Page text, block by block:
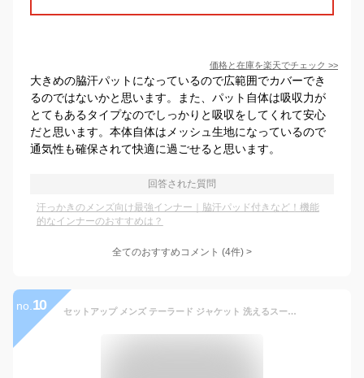
価格と在庫を楽天でチェック >>
大きめの脇汗パットになっているので広範囲でカバーでき
るのではないかと思います。また、パット自体は吸収力が
とてもあるタイプなのでしっかりと吸収をしてくれて安心
だと思います。本体自体はメッシュ生地になっているので
通気性も確保されて快適に過ごせると思います。
回答された質問
汗っかきのメンズ向け最強インナー｜脇汗パッド付きなど！機能
的なインナーのおすすめは？
全てのおすすめコメント (4件) >
no. 10 セットアップ メンズ テーラード ジャケット 洗えるスーツ 接触冷感 超伸縮 吸水速乾 家庭洗濯可能 おしゃれ ストレッチ テレワーク 在宅勤務 ゴルフウェア ファスナー付き 卒業式 セレモニースーツ ブルゾン 全4色 5140-8606 5210-6306 ジェネレス